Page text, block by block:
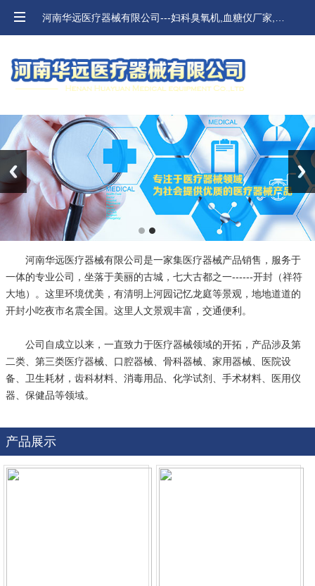
Previous Next
河南华远医疗器械有限公司是一家集医疗器械产品销售，服务于
一体的专业公司，坐落于美丽的古城，七大古都之一------开封（祥符
大地）。这里环境优美，有清明上河园记忆龙庭等景观，地地道道的
开封小吃夜市名震全国。这里人文景观丰富，交通便利。
公司自成立以来，一直致力于医疗器械领域的开拓，产品涉及第
二类、第三类医疗器械、口腔器械、骨科器械、家用器械、医院设
备、卫生耗材，齿科材料、消毒用品、化学试剂、手术材料、医用仪
器、保健品等领域。
产品展示